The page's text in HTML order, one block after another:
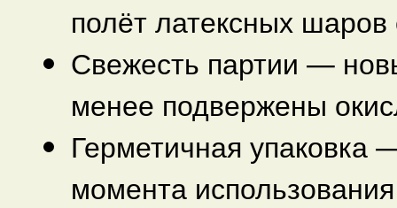
полёт латексных
Свежесть партии —
менее подвержены
Герметичная упаковка
момента использования